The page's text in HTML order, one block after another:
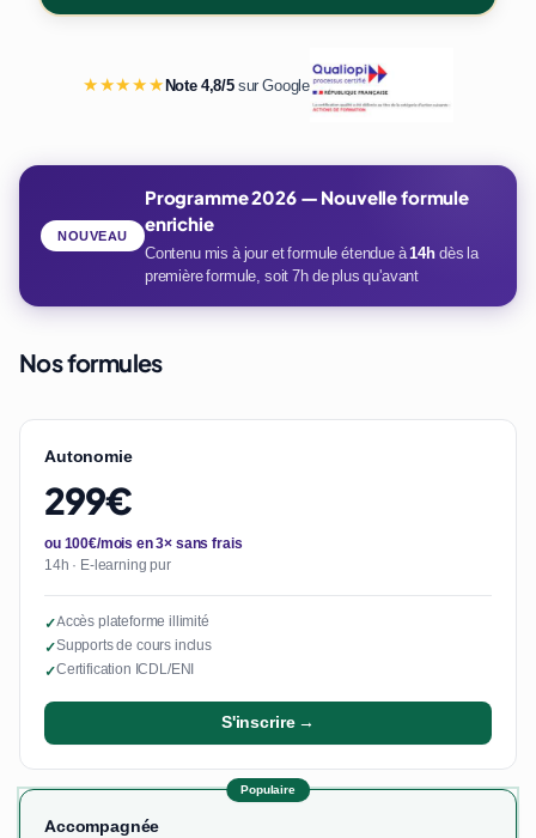
★★★★★Note 4,8/5sur Google
Programme 2026 — Nouvelle formule
enrichie
Contenu mis à jour et formule étendue à14hdès la
première formule, soit 7h de plus qu'avant
NOUVEAU
Nos formules
Autonomie
299€
ou 100€/mois en 3× sans frais
14h · E-learning pur
✓Accès plateforme illimité
✓Supports de cours inclus
✓Certification ICDL/ENI
S'inscrire →
Populaire
Accompagnée